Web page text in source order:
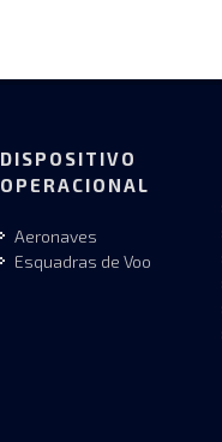
DISPOSITIVO
OPERACIONAL
Aeronaves
Esquadras de Voo